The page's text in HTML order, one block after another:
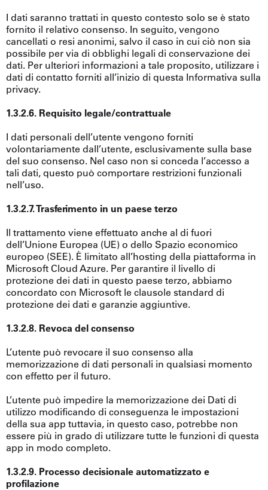
I dati saranno trattati in questo contesto solo se è stato
fornito il relativo consenso. In seguito, vengono
cancellati o resi anonimi, salvo il caso in cui ciò non sia
possibile per via di obblighi legali di conservazione dei
dati. Per ulteriori informazioni a tale proposito, utilizzare i
dati di contatto forniti all’inizio di questa Informativa sulla
privacy.
1.3.2.6. Requisito legale/contrattuale
I dati personali dell’utente vengono forniti
volontariamente dall’utente, esclusivamente sulla base
del suo consenso. Nel caso non si conceda l’accesso a
tali dati, questo può comportare restrizioni funzionali
nell’uso.
1.3.2.7. Trasferimento in un paese terzo
Il trattamento viene effettuato anche al di fuori
dell’Unione Europea (UE) o dello Spazio economico
europeo (SEE). È limitato all’hosting della piattaforma in
Microsoft Cloud Azure. Per garantire il livello di
protezione dei dati in questo paese terzo, abbiamo
concordato con Microsoft le clausole standard di
protezione dei dati e garanzie aggiuntive.
1.3.2.8. Revoca del consenso
L’utente può revocare il suo consenso alla
memorizzazione di dati personali in qualsiasi momento
con effetto per il futuro.
L’utente può impedire la memorizzazione dei Dati di
utilizzo modificando di conseguenza le impostazioni
della sua app tuttavia, in questo caso, potrebbe non
essere più in grado di utilizzare tutte le funzioni di questa
app in modo completo.
1.3.2.9. Processo decisionale automatizzato e
profilazione